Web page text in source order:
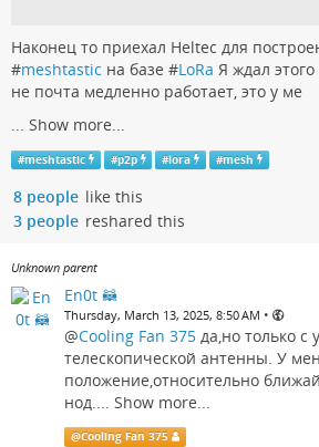
Наконец то приехал Heltec для
#meshtastic на базе #LoRa Я ждал
не почта медленно работает, это у ме
... Show more...
#meshtastic #p2p #lora #mesh
8 people like this
3 people reshared this
Unknown parent
En0t 🦝
Thursday, March 13, 2025, 8:50 AM •
@Cooling Fan 375 да,но только с
телескопической антенны. У
положение,относительно
нод.... Show more...
@Cooling Fan 375